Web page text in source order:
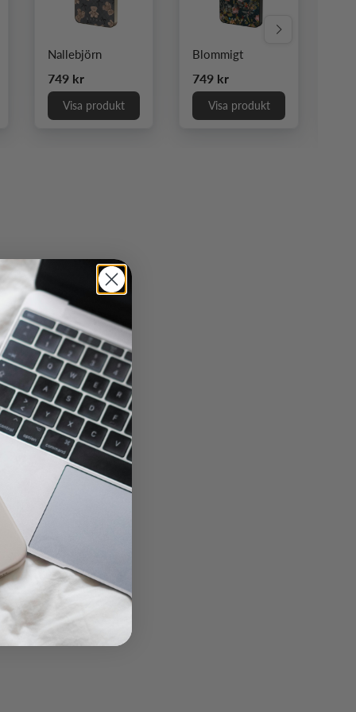
Nallebjörn
Ordinarie pris
749 kr
Visa produkt
Blommigt
Ordinarie pris
749 kr
Visa produkt
Nästa